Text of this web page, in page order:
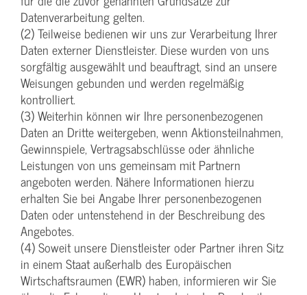
Datenverarbeitung gelten.
(2) Teilweise bedienen wir uns zur Verarbeitung Ihrer
Daten externer Dienstleister. Diese wurden von uns
sorgfältig ausgewählt und beauftragt, sind an unsere
Weisungen gebunden und werden regelmäßig
kontrolliert.
(3) Weiterhin können wir Ihre personenbezogenen
Daten an Dritte weitergeben, wenn Aktionsteilnahmen,
Gewinnspiele, Vertragsabschlüsse oder ähnliche
Leistungen von uns gemeinsam mit Partnern
angeboten werden. Nähere Informationen hierzu
erhalten Sie bei Angabe Ihrer personenbezogenen
Daten oder untenstehend in der Beschreibung des
Angebotes.
(4) Soweit unsere Dienstleister oder Partner ihren Sitz
in einem Staat außerhalb des Europäischen
Wirtschaftsraumen (EWR) haben, informieren wir Sie